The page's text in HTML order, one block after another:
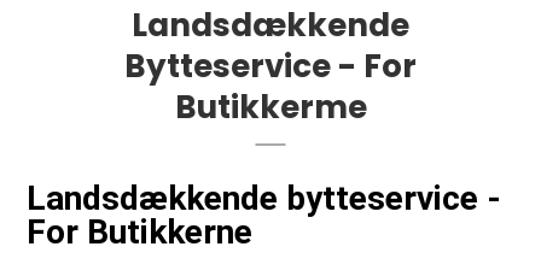
Landsdækkende
Bytteservice - For
Butikkerme
Landsdækkende bytteservice -
For Butikkerne